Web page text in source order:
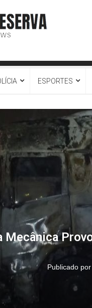
ESPORTES
Mecânica
Publicado por